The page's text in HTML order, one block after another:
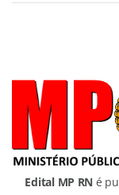
Edital MP RN é